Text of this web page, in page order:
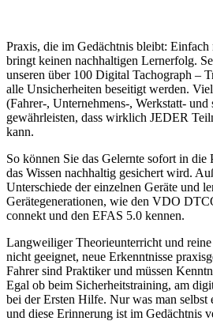
Praxis, die im Gedächtnis bleibt: Einfach
bringt keinen nachhaltigen Lernerfolg.
unseren über 100 Digital Tachograph –
alle Unsicherheiten beseitigt werden.
(Fahrer-, Unternehmens-, Werkstatt-
gewährleisten, dass wirklich JEDER
kann.
So können Sie das Gelernte sofort in die
das Wissen nachhaltig gesichert wird.
Unterschiede der einzelnen Geräte und
Gerätegenerationen, wie den VDO
connekt und den EFAS 5.0 kennen.
Langweiliger Theorieunterricht und
nicht geeignet, neue Erkenntnisse
Fahrer sind Praktiker und müssen
Egal ob beim Sicherheitstraining, am
bei der Ersten Hilfe. Nur was man selbst
und diese Erinnerung ist im Gedächtnis